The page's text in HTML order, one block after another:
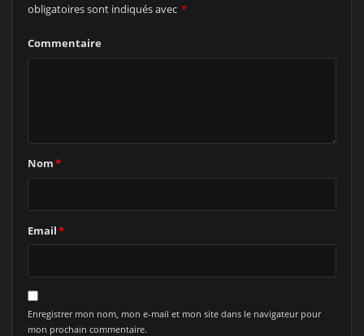
obligatoires sont indiqués avec *
Commentaire
Nom*
Email*
Enregistrer mon nom, mon e-mail et mon site dans le navigateur pour
mon prochain commentaire.